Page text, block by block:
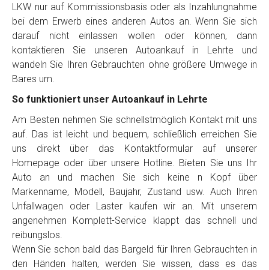
LKW nur auf Kommissionsbasis oder als Inzahlungnahme
bei dem Erwerb eines anderen Autos an. Wenn Sie sich
darauf nicht einlassen wollen oder können, dann
kontaktieren Sie unseren Autoankauf in Lehrte und
wandeln Sie Ihren Gebrauchten ohne größere Umwege in
Bares um.
So funktioniert unser Autoankauf in Lehrte
Am Besten nehmen Sie schnellstmöglich Kontakt mit uns
auf. Das ist leicht und bequem, schließlich erreichen Sie
uns direkt über das Kontaktformular auf unserer
Homepage oder über unsere Hotline. Bieten Sie uns Ihr
Auto an und machen Sie sich keine n Kopf über
Markenname, Modell, Baujahr, Zustand usw. Auch Ihren
Unfallwagen oder Laster kaufen wir an. Mit unserem
angenehmen Komplett-Service klappt das schnell und
reibungslos.
Wenn Sie schon bald das Bargeld für Ihren Gebrauchten in
den Händen halten, werden Sie wissen, dass es das